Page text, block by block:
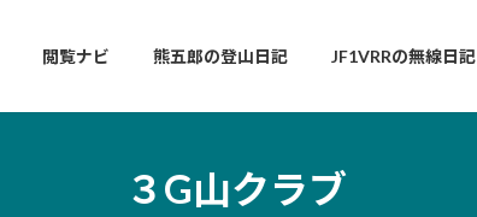
閲覧ナビ 熊五郎の登山日記 JF1VRRの無線日記
３G山クラブ